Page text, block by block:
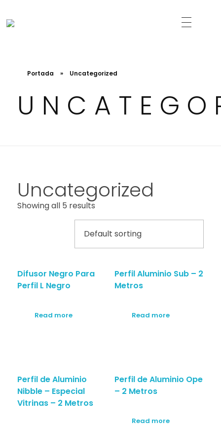
Portada » Uncategorized
Uncategorized
Showing all 5 results
Difusor Negro Para
Perfil L Negro
Read more
Perfil Aluminio Sub – 2
Metros
Read more
Perfil de Aluminio
Nibble – Especial
Vitrinas – 2 Metros
Perfil de Aluminio Ope
– 2 Metros
Read more